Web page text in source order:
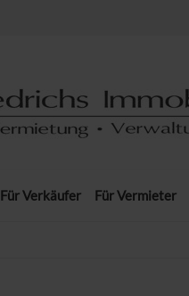
Für Verkäufer Für Vermieter